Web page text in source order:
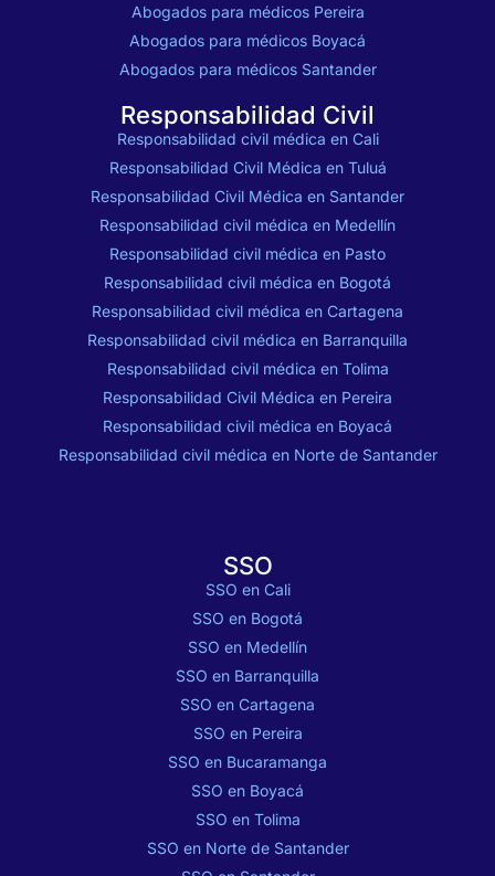
Abogados para médicos Pereira
Abogados para médicos Boyacá
Abogados para médicos Santander
Responsabilidad Civil
Responsabilidad civil médica en Cali
Responsabilidad Civil Médica en Tuluá
Responsabilidad Civil Médica en Santander
Responsabilidad civil médica en Medellín
Responsabilidad civil médica en Pasto
Responsabilidad civil médica en Bogotá
Responsabilidad civil médica en Cartagena
Responsabilidad civil médica en Barranquilla
Responsabilidad civil médica en Tolima
Responsabilidad Civil Médica en Pereira
Responsabilidad civil médica en Boyacá
Responsabilidad civil médica en Norte de Santander
SSO
SSO en Cali
SSO en Bogotá
SSO en Medellín
SSO en Barranquilla
SSO en Cartagena
SSO en Pereira
SSO en Bucaramanga
SSO en Boyacá
SSO en Tolima
SSO en Norte de Santander